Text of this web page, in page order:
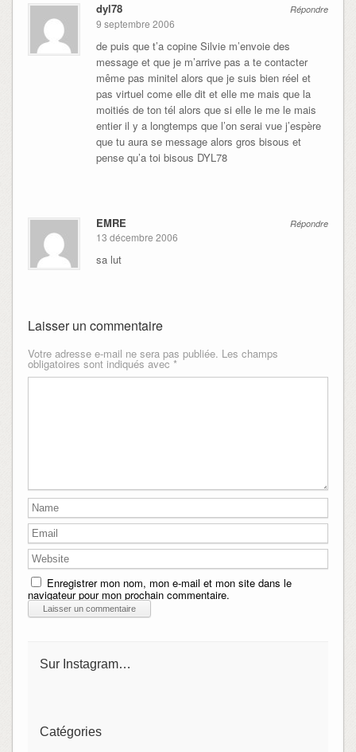
Répondre
dyl78
9 septembre 2006
de puis que t’a copine Silvie m’envoie des
message et que je m’arrive pas a te contacter
même pas minitel alors que je suis bien réel et
pas virtuel come elle dit et elle me mais que la
moitiés de ton tél alors que si elle le me le mais
entier il y a longtemps que l’on serai vue j’espère
que tu aura se message alors gros bisous et
pense qu’a toi bisous DYL78
Répondre
EMRE
13 décembre 2006
sa lut
Laisser un commentaire
Votre adresse e-mail ne sera pas publiée. Les champs
obligatoires sont indiqués avec *
Enregistrer mon nom, mon e-mail et mon site dans le
navigateur pour mon prochain commentaire.
Sur Instagram…
Catégories